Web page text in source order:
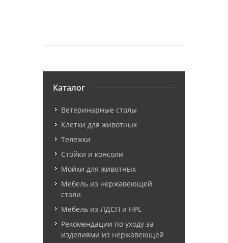
Каталог
Ветеринарные столы
Клетки для животных
Тележки
Стойки и консоли
Мойки для животных
Мебель из нержавеющей
стали
Мебель из ЛДСП и HPL
Рекомендации по уходу за
изделиями из нержавеющей